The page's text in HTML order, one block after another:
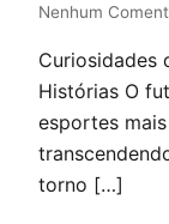
Nenhum
Curiosidades
Histórias O
esportes
torno […]